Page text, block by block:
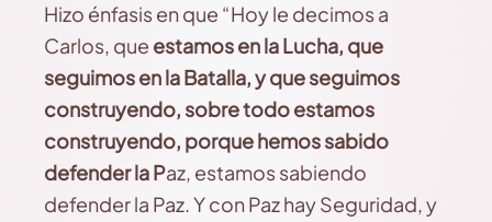
Hizo énfasis en que “Hoy le decimos a
Carlos, que estamos en la Lucha, que
seguimos en la Batalla, y que seguimos
construyendo, sobre todo estamos
construyendo, porque hemos sabido
defender la Paz, estamos sabiendo
defender la Paz. Y con Paz hay Seguridad, y